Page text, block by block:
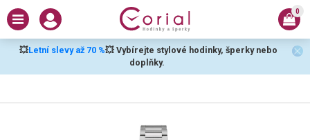
💥Letní slevy až 70 %💥 Vybírejte stylové hodinky, šperky nebo
doplňky.
0